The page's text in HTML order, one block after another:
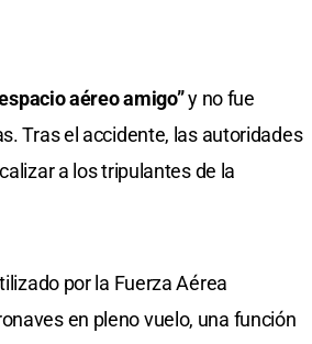
aéreo amigo”y no fue
Tras el accidente, las autoridades
a los tripulantes de la
por la Fuerza Aérea
en pleno vuelo, una función